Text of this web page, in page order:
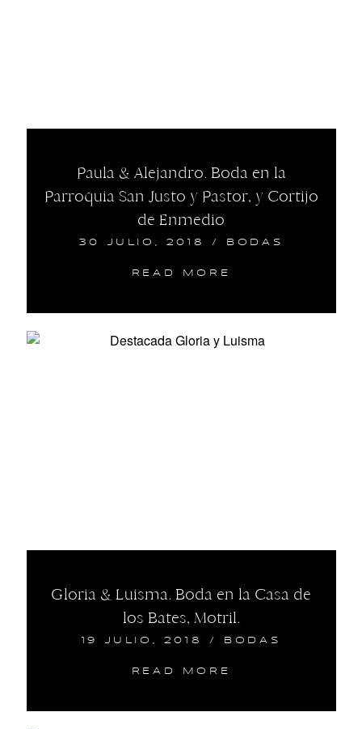
Paula & Alejandro. Boda en la
Parroquia San Justo y Pastor, y Cortijo
de Enmedio
30 JULIO, 2018 / BODAS
READ MORE
Gloria & Luisma. Boda en la Casa de
los Bates, Motril.
19 JULIO, 2018 / BODAS
READ MORE